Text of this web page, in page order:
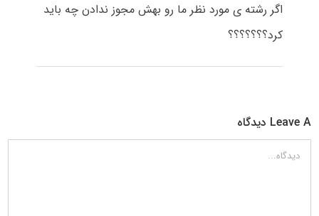
اگر رشته ی مورد نظر ما رو بهش مجوز ندادن چه باید
کرد؟؟؟؟؟؟؟
Leave A دیدگاه
دیدگاه